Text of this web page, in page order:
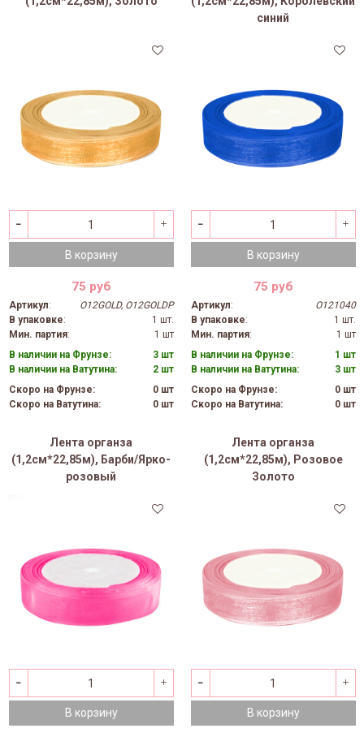
В корзину
75 руб
Артикул:
O12GOLD, O12GOLDP
В упаковке:
1 шт.
Мин. партия:
1 шт
В наличии на Фрунзе:
3 шт
В наличии на Ватутина:
2 шт
Скоро на Фрунзе:
0 шт
Скоро на Ватутина:
0 шт
синий
В корзину
75 руб
Артикул:
O121040
В упаковке:
1 шт.
Мин. партия:
1 шт
В наличии на Фрунзе:
1 шт
В наличии на Ватутина:
3 шт
Скоро на Фрунзе:
0 шт
Скоро на Ватутина:
0 шт
Лента органза
(1,2см*22,85м), Барби/Ярко-
розовый
В корзину
Лента органза
(1,2см*22,85м), Розовое
Золото
В корзину